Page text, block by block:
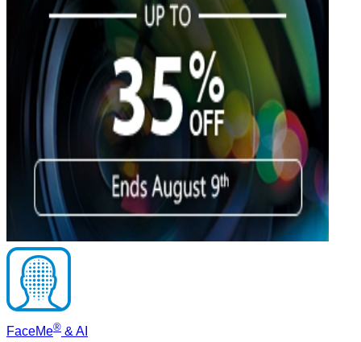
FaceMe® & AI